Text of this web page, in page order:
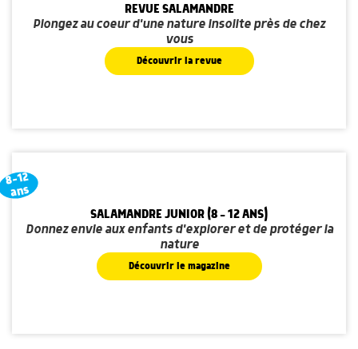
REVUE SALAMANDRE
Plongez au coeur d'une nature insolite près de chez
vous
Découvrir la revue
8-12
ans
SALAMANDRE JUNIOR (8 - 12 ANS)
Donnez envie aux enfants d'explorer et de protéger la
nature
Découvrir le magazine